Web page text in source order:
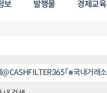
보 발행물 경제교육